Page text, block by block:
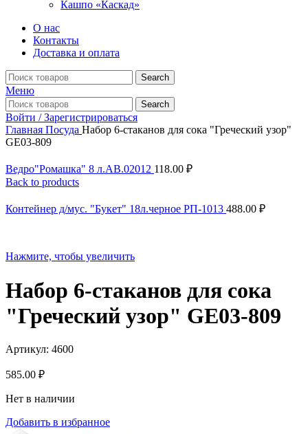
Кашпо «Каскад»
О нас
Контакты
Доставка и оплата
Search
Меню
Search
Войти / Зарегистрироваться
Главная Посуда Набор 6-стаканов для сока "Греческий узор"
GE03-809
Ведро"Ромашка" 8 л.АВ.02012 118.00 ₽
Back to products
Контейнер д/мус. "Букет" 18л.черное РП-1013 488.00 ₽
Нажмите, чтобы увеличить
Набор 6-стаканов для сока
"Греческий узор" GE03-809
Артикул: 4600
585.00 ₽
Нет в наличии
Добавить в избранное